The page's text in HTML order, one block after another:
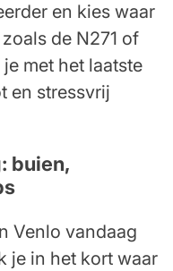
en kies waar
de N271 of
met het laatste
en stressvrij
buien,
Venlo vandaag
je in het kort waar